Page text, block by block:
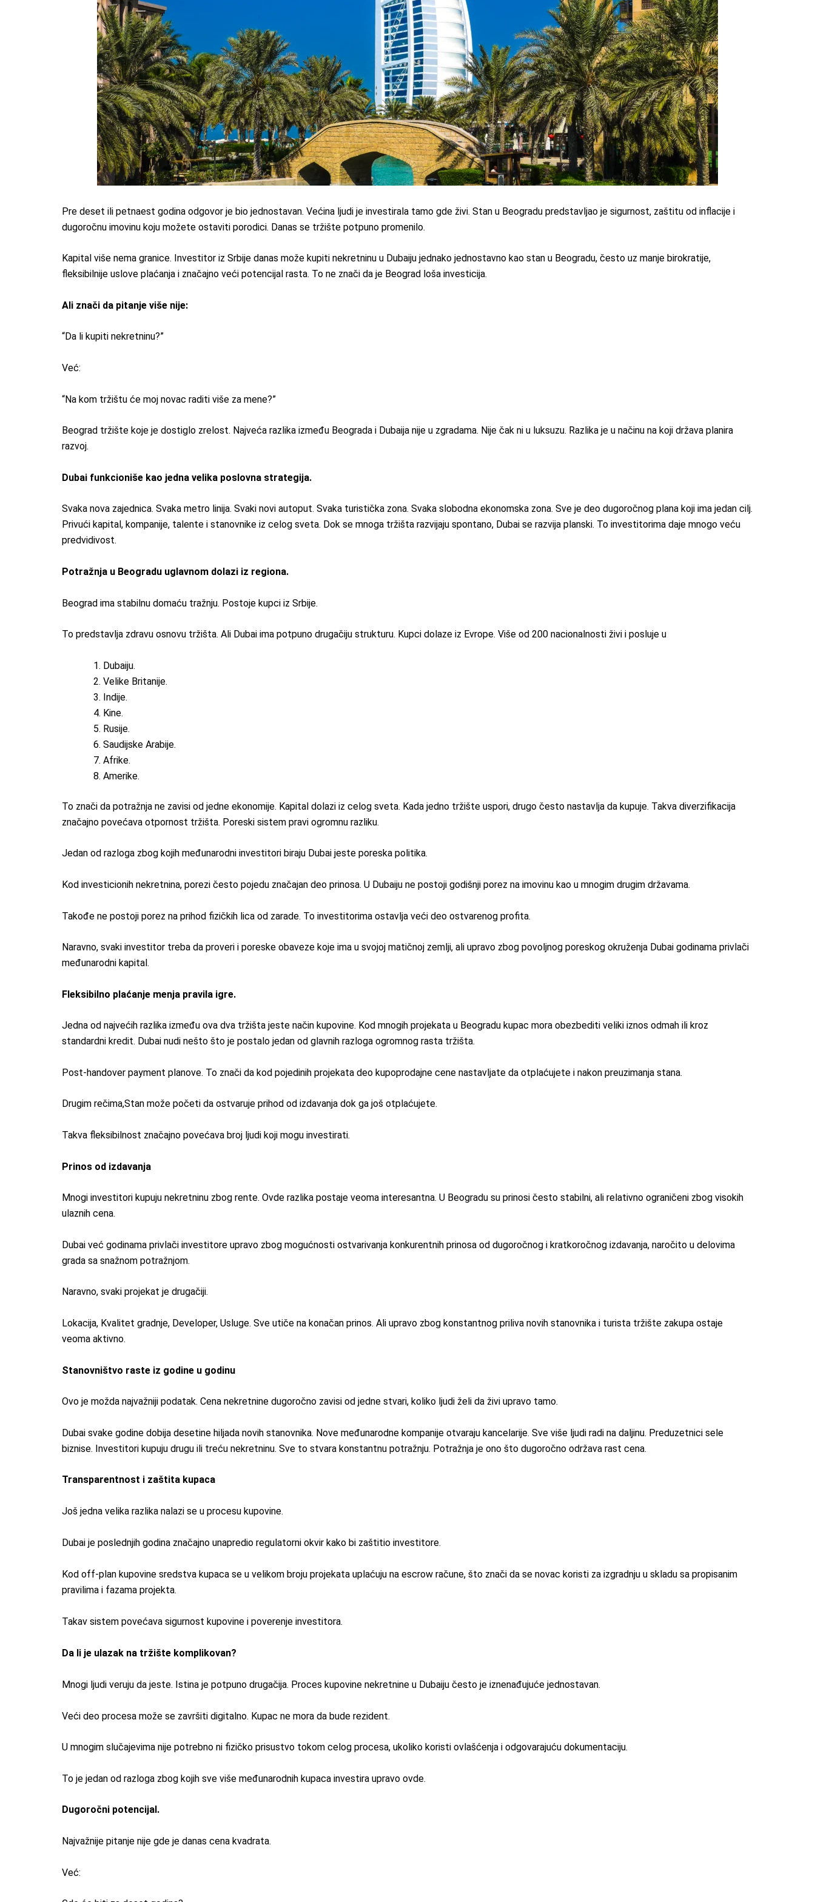
Pre deset ili petnaest godina odgovor je bio jednostavan. Većina ljudi je investirala tamo gde živi. Stan u Beogradu predstavljao je sigurnost, zaštitu od inflacije i
dugoročnu imovinu koju možete ostaviti porodici. Danas se tržište potpuno promenilo.
Kapital više nema granice. Investitor iz Srbije danas može kupiti nekretninu u Dubaiju jednako jednostavno kao stan u Beogradu, često uz manje birokratije,
fleksibilnije uslove plaćanja i značajno veći potencijal rasta. To ne znači da je Beograd loša investicija.
Ali znači da pitanje više nije:
“Da li kupiti nekretninu?”
Već:
“Na kom tržištu će moj novac raditi više za mene?”
Beograd tržište koje je dostiglo zrelost. Najveća razlika između Beograda i Dubaija nije u zgradama. Nije čak ni u luksuzu. Razlika je u načinu na koji država planira
razvoj.
Dubai funkcioniše kao jedna velika poslovna strategija.
Svaka nova zajednica. Svaka metro linija. Svaki novi autoput. Svaka turistička zona. Svaka slobodna ekonomska zona. Sve je deo dugoročnog plana koji ima jedan cilj.
Privući kapital, kompanije, talente i stanovnike iz celog sveta. Dok se mnoga tržišta razvijaju spontano, Dubai se razvija planski. To investitorima daje mnogo veću
predvidivost.
Potražnja u Beogradu uglavnom dolazi iz regiona.
Beograd ima stabilnu domaću tražnju. Postoje kupci iz Srbije.
To predstavlja zdravu osnovu tržišta. Ali Dubai ima potpuno drugačiju strukturu. Kupci dolaze iz Evrope. Više od 200 nacionalnosti živi i posluje u
Dubaiju.
Velike Britanije.
Indije.
Kine.
Rusije.
Saudijske Arabije.
Afrike.
Amerike.
To znači da potražnja ne zavisi od jedne ekonomije. Kapital dolazi iz celog sveta. Kada jedno tržište uspori, drugo često nastavlja da kupuje. Takva diverzifikacija
značajno povećava otpornost tržišta. Poreski sistem pravi ogromnu razliku.
Jedan od razloga zbog kojih međunarodni investitori biraju Dubai jeste poreska politika.
Kod investicionih nekretnina, porezi često pojedu značajan deo prinosa. U Dubaiju ne postoji godišnji porez na imovinu kao u mnogim drugim državama.
Takođe ne postoji porez na prihod fizičkih lica od zarade. To investitorima ostavlja veći deo ostvarenog profita.
Naravno, svaki investitor treba da proveri i poreske obaveze koje ima u svojoj matičnoj zemlji, ali upravo zbog povoljnog poreskog okruženja Dubai godinama privlači
međunarodni kapital.
Fleksibilno plaćanje menja pravila igre.
Jedna od najvećih razlika između ova dva tržišta jeste način kupovine. Kod mnogih projekata u Beogradu kupac mora obezbediti veliki iznos odmah ili kroz
standardni kredit. Dubai nudi nešto što je postalo jedan od glavnih razloga ogromnog rasta tržišta.
Post-handover payment planove. To znači da kod pojedinih projekata deo kupoprodajne cene nastavljate da otplaćujete i nakon preuzimanja stana.
Drugim rečima,Stan može početi da ostvaruje prihod od izdavanja dok ga još otplaćujete.
Takva fleksibilnost značajno povećava broj ljudi koji mogu investirati.
Prinos od izdavanja
Mnogi investitori kupuju nekretninu zbog rente. Ovde razlika postaje veoma interesantna. U Beogradu su prinosi često stabilni, ali relativno ograničeni zbog visokih
ulaznih cena.
Dubai već godinama privlači investitore upravo zbog mogućnosti ostvarivanja konkurentnih prinosa od dugoročnog i kratkoročnog izdavanja, naročito u delovima
grada sa snažnom potražnjom.
Naravno, svaki projekat je drugačiji.
Lokacija, Kvalitet gradnje, Developer, Usluge. Sve utiče na konačan prinos. Ali upravo zbog konstantnog priliva novih stanovnika i turista tržište zakupa ostaje
veoma aktivno.
Stanovništvo raste iz godine u godinu
Ovo je možda najvažniji podatak. Cena nekretnine dugoročno zavisi od jedne stvari, koliko ljudi želi da živi upravo tamo.
Dubai svake godine dobija desetine hiljada novih stanovnika. Nove međunarodne kompanije otvaraju kancelarije. Sve više ljudi radi na daljinu. Preduzetnici sele
biznise. Investitori kupuju drugu ili treću nekretninu. Sve to stvara konstantnu potražnju. Potražnja je ono što dugoročno održava rast cena.
Transparentnost i zaštita kupaca
Još jedna velika razlika nalazi se u procesu kupovine.
Dubai je poslednjih godina značajno unapredio regulatorni okvir kako bi zaštitio investitore.
Kod off-plan kupovine sredstva kupaca se u velikom broju projekata uplaćuju na escrow račune, što znači da se novac koristi za izgradnju u skladu sa propisanim
pravilima i fazama projekta.
Takav sistem povećava sigurnost kupovine i poverenje investitora.
Da li je ulazak na tržište komplikovan?
Mnogi ljudi veruju da jeste. Istina je potpuno drugačija. Proces kupovine nekretnine u Dubaiju često je iznenađujuće jednostavan.
Veći deo procesa može se završiti digitalno. Kupac ne mora da bude rezident.
U mnogim slučajevima nije potrebno ni fizičko prisustvo tokom celog procesa, ukoliko koristi ovlašćenja i odgovarajuću dokumentaciju.
To je jedan od razloga zbog kojih sve više međunarodnih kupaca investira upravo ovde.
Dugoročni potencijal.
Najvažnije pitanje nije gde je danas cena kvadrata.
Već: